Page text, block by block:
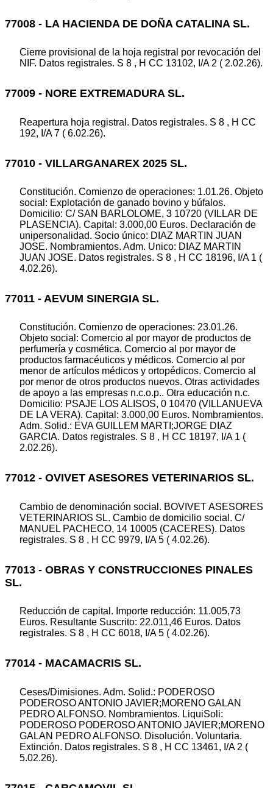
77008 - LA HACIENDA DE DOÑA CATALINA SL.
Cierre provisional de la hoja registral por revocación del
NIF. Datos registrales. S 8 , H CC 13102, I/A 2 ( 2.02.26).
77009 - NORE EXTREMADURA SL.
Reapertura hoja registral. Datos registrales. S 8 , H CC
192, I/A 7 ( 6.02.26).
77010 - VILLARGANAREX 2025 SL.
Constitución. Comienzo de operaciones: 1.01.26. Objeto
social: Explotación de ganado bovino y búfalos.
Domicilio: C/ SAN BARLOLOME, 3 10720 (VILLAR DE
PLASENCIA). Capital: 3.000,00 Euros. Declaración de
unipersonalidad. Socio único: DIAZ MARTIN JUAN
JOSE. Nombramientos. Adm. Unico: DIAZ MARTIN
JUAN JOSE. Datos registrales. S 8 , H CC 18196, I/A 1 (
4.02.26).
77011 - AEVUM SINERGIA SL.
Constitución. Comienzo de operaciones: 23.01.26.
Objeto social: Comercio al por mayor de productos de
perfumería y cosmética. Comercio al por mayor de
productos farmacéuticos y médicos. Comercio al por
menor de artículos médicos y ortopédicos. Comercio al
por menor de otros productos nuevos. Otras actividades
de apoyo a las empresas n.c.o.p.. Otra educación n.c.
Domicilio: PSAJE LOS ALISOS, 0 10470 (VILLANUEVA
DE LA VERA). Capital: 3.000,00 Euros. Nombramientos.
Adm. Solid.: EVA GUILLEM MARTI;JORGE DIAZ
GARCIA. Datos registrales. S 8 , H CC 18197, I/A 1 (
2.02.26).
77012 - OVIVET ASESORES VETERINARIOS SL.
Cambio de denominación social. BOVIVET ASESORES
VETERINARIOS SL. Cambio de domicilio social. C/
MANUEL PACHECO, 14 10005 (CACERES). Datos
registrales. S 8 , H CC 9979, I/A 5 ( 4.02.26).
77013 - OBRAS Y CONSTRUCCIONES PINALES
SL.
Reducción de capital. Importe reducción: 11.005,73
Euros. Resultante Suscrito: 22.011,46 Euros. Datos
registrales. S 8 , H CC 6018, I/A 5 ( 4.02.26).
77014 - MACAMACRIS SL.
Ceses/Dimisiones. Adm. Solid.: PODEROSO
PODEROSO ANTONIO JAVIER;MORENO GALAN
PEDRO ALFONSO. Nombramientos. LiquiSoli:
PODEROSO PODEROSO ANTONIO JAVIER;MORENO
GALAN PEDRO ALFONSO. Disolución. Voluntaria.
Extinción. Datos registrales. S 8 , H CC 13461, I/A 2 (
5.02.26).